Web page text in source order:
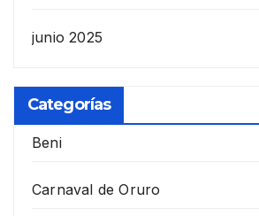
junio 2025
Categorías
Beni
Carnaval de Oruro